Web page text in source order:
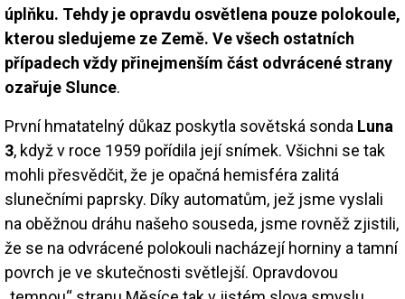
úplňku. Tehdy je opravdu osvětlena pouze polokoule,
kterou sledujeme ze Země. Ve všech ostatních
případech vždy přinejmenším část odvrácené strany
ozařuje Slunce.
První hmatatelný důkaz poskytla sovětská sonda Luna
3, když v roce 1959 pořídila její snímek. Všichni se tak
mohli přesvědčit, že je opačná hemisféra zalitá
slunečními paprsky. Díky automatům, jež jsme vyslali
na oběžnou dráhu našeho souseda, jsme rovněž zjistili,
že se na odvrácené polokouli nacházejí horniny a tamní
povrch je ve skutečnosti světlejší. Opravdovou